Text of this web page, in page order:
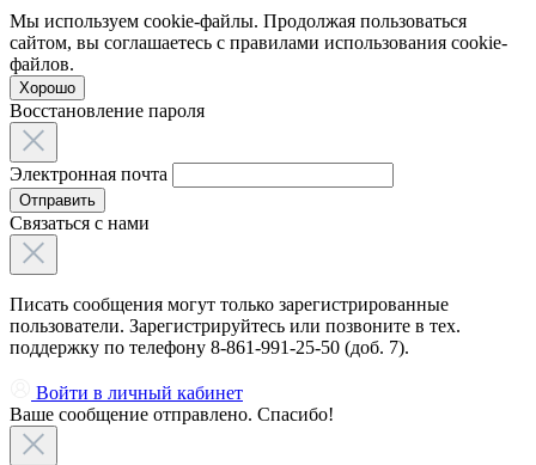
Мы используем cookie-файлы. Продолжая пользоваться
сайтом, вы соглашаетесь с правилами использования cookie-
файлов.
Хорошо
Восстановление пароля
Электронная почта
Отправить
Связаться с нами
Писать сообщения могут только зарегистрированные
пользователи. Зарегистрируйтесь или позвоните в тех.
поддержку по телефону 8-861-991-25-50 (доб. 7).
Войти в личный кабинет
Ваше сообщение отправлено. Спасибо!